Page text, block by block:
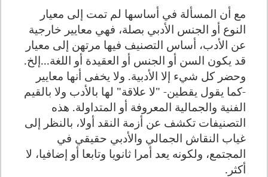
مع أن المسألة في أساسها لم تمت إلى معيار
النوع أو الجنس الأدبي بصلة، فهي معايير خارجية
عن الأدب، أساس التصنيف فيها مرتهن إلى معيار
قد يكون السن أو الجنس أو العقيدة أو اللغة...إلخ.
وحضر كل شيء إلا الأدبية. ولا يخفى أنها معايير
-كما يقول يقطين- "لا علاقة" لها بالأدب ولا بالقيم
الفنية والجمالية المعروفة أو المتداولة. هذه
التصنيفات تكشف عن أزمة النقد أولا، بالنظر إلى
غياب النقاش الجمالي والأدبي حقيقي في
المجتمع، ولكونه يعد أمرا ثانويا وتابعا أو إضافيا، لا
أكثر.